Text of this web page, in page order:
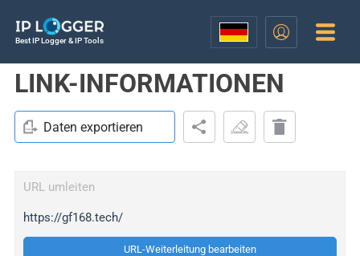
Best IP Logger & IP Tools
LINK-INFORMATIONEN
Daten exportieren
URL umleiten
https://gf168.tech/
URL-Weiterleitung bearbeiten